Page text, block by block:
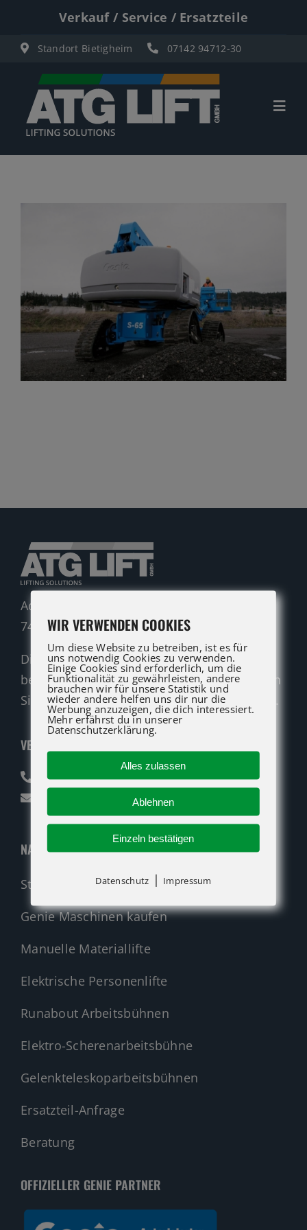
springen
Verkauf / Service / Ersatzteile
Standort Bietigheim 07142 94712-30
Personenlifte
Elektro Scherenbühnen
Gelenkteleskopbühnen
Teleskopbühnen
Adolf-Heim-Straße 14
74321 Bietigheim-Bissingen
Die ATG LIFT Profis für Verkauf und Service
beraten Sie gerne. Rufen Sie an oder nutzen
Sie unser Kontaktformular für eine Anfrage.
VERKAUF
07142 94712-30
verkauf@atglift.de
NAVIGATION
Startseite
Genie Maschinen kaufen
Manuelle Materiallifte
Elektrische Personenlifte
Runabout Arbeitsbühnen
Elektro-Scherenarbeitsbühne
Gelenkteleskoparbeitsbühnen
Ersatzteil-Anfrage
Beratung
OFFIZIELLER GENIE PARTNER
WIR VERWENDEN COOKIES
Um diese Website zu betreiben, ist es für
uns notwendig Cookies zu verwenden.
Einige Cookies sind erforderlich, um die
Funktionalität zu gewährleisten, andere
brauchen wir für unsere Statistik und
wieder andere helfen uns dir nur die
Werbung anzuzeigen, die dich interessiert.
Mehr erfährst du in unserer
Datenschutzerklärung.
Alles zulassen
Ablehnen
Einzeln bestätigen
Datenschutz | Impressum